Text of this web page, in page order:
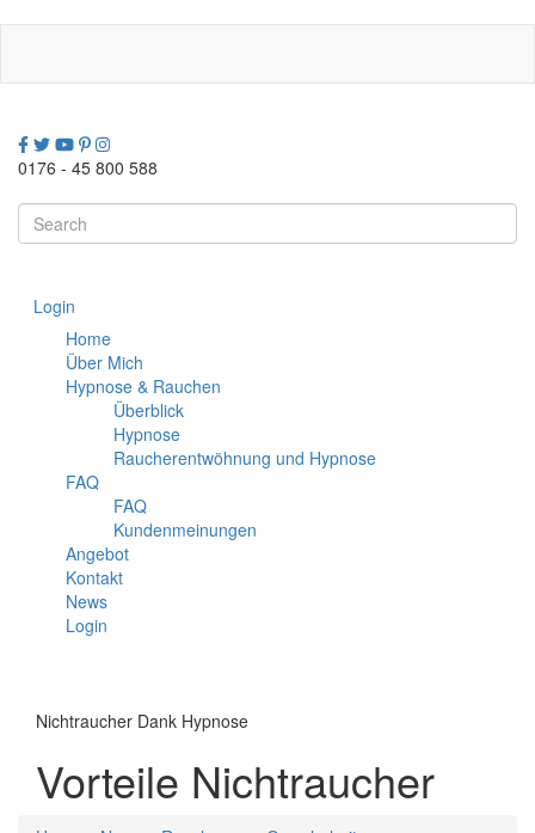
Inhalt
0176 - 45 800 588
site
Login
Home
Über Mich
Hypnose & Rauchen
Überblick
Hypnose
Raucherentwöhnung und Hypnose
FAQ
FAQ
Kundenmeinungen
Angebot
Kontakt
News
Login
Nichtraucher Dank Hypnose
Vorteile Nichtraucher
Sie